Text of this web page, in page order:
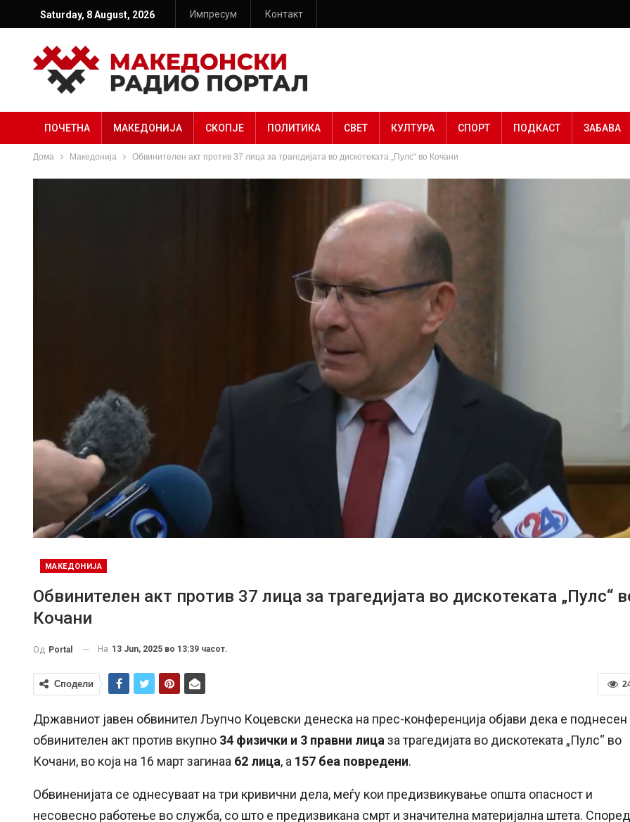
Saturday, 8 August, 2026 Импресум Контакт
ПОЧЕТНА МАКЕДОНИЈА СКОПЈЕ ПОЛИТИКА СВЕТ КУЛТУРА СПОРТ ПОДКАСТ ЗАБАВА
Дома Македонија Обвинителен акт против 37 лица за трагедијата во дискотеката „Пулс“ во Кочани
МАКЕДОНИЈА
Обвинителен акт против 37 лица за трагедијата во дискотеката „Пулс“
Кочани
Од Portal На 13 Jun, 2025 во 13:39 часот.
Сподели
Државниот јавен обвинител Љупчо Коцевски денеска на прес-конференција објави дека е поднесен
обвинителен акт против вкупно 34 физички и 3 правни лица за трагедијата во дискотеката „Пулс“ во
Кочани, во која на 16 март загинаа 62 лица, а 157 беа повредени.
Обвиненијата се однесуваат на три кривични дела, меѓу кои предизвикување општа опасност и
несовесно работење во служба, со што е предизвикана смрт и значителна материјална штета. Според